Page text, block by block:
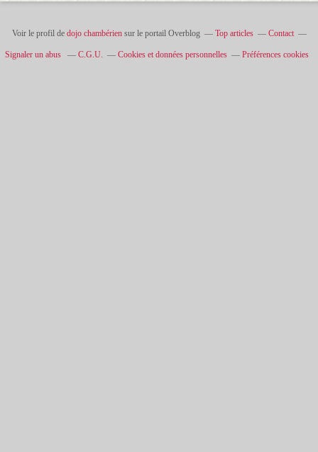
Voir le profil de dojo chambériensur le portail Overblog Top articles Contact
Signaler un abus C.G.U. Cookies et données personnelles Préférences cookies